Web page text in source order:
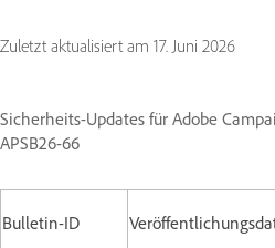
Zuletzt aktualisiert am 17. Juni 2026
Sicherheits-Updates für Adobe
APSB26-66
Bulletin-ID